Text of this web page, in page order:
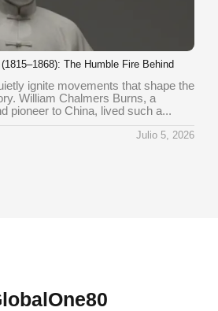
The Humble Fire Behind
ignite movements that shape the
William Chalmers Burns, a
pioneer to China, lived such a...
Julio 5, 2026